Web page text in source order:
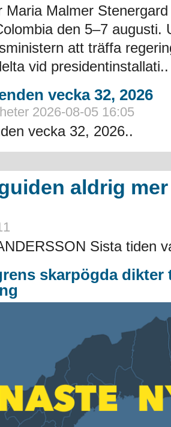
Maria Malmer
den 5–7 augusti.
att träffa
vid presidentinstallati..
vecka 32, 2026
2026-08-05 16:05
vecka 32, 2026..
aldrig
Sista tiden
skarpögda dikter